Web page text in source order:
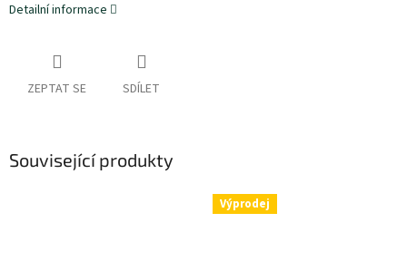
Detailní informace
ZEPTAT SE SDÍLET
Související produkty
Výprodej